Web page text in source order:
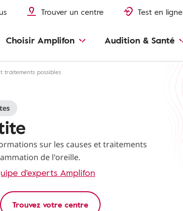
Trouver un centre Test en ligne
Choisir Amplifon Audition & Santé
traitements possibles
sur les causes et traitements
de l'oreille.
d'experts Amplifon
Trouvez votre centre